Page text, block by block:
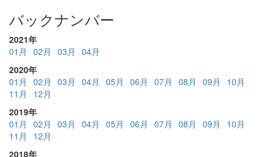
バックナンバー
2021年
01月
02月 03月
04月
2020年
01月
02月 03月 04月 05月 06月 07月 08月 09月
10月
11月
12月
2019年
01月
02月 03月 04月 05月 06月 07月 08月 09月
10月
11月
12月
2018年